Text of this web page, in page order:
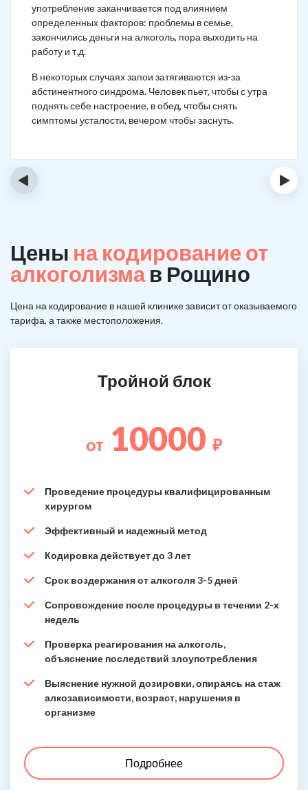
употребление заканчивается под влиянием
определенных факторов: проблемы в семье,
закончились деньги на алкоголь, пора выходить на
работу и т.д.
В некоторых случаях запои затягиваются из-за
абстинентного синдрома. Человек пьет, чтобы с утра
поднять себе настроение, в обед, чтобы снять
симптомы усталости, вечером чтобы заснуть.
‹ ›
Цены на кодирование от
алкоголизмав Рощино
Цена на кодирование в нашей клинике зависит от оказываемого
тарифа, а также местоположения.
Тройной блок
от 10000 ₽
Проведение процедуры квалифицированным
хирургом
Эффективный и надежный метод
Кодировка действует до 3 лет
Срок воздержания от алкоголя 3-5 дней
Сопровождение после процедуры в течении 2-х
недель
Проверка реагирования на алкоголь,
объяснение последствий злоупотребления
Выяснение нужной дозировки, опираясь на стаж
алкозависимости, возраст, нарушения в
организме
Подробнее